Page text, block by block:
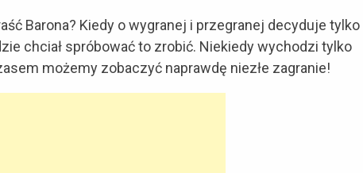
Barona? Kiedy o wygranej i przegranej decyduje tylko
chciał spróbować to zrobić. Niekiedy wychodzi tylko
możemy zobaczyć naprawdę niezłe zagranie!